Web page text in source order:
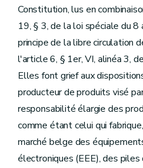
Constitution, lus en
19, § 3, de la loi spéciale du
principe de la libre circulation
l'article 6, § 1er, VI, alinéa 3,
Elles font grief aux
producteur de produits visé
responsabilité élargie des
comme étant celui qui
marché belge des
électroniques (EEE), des piles